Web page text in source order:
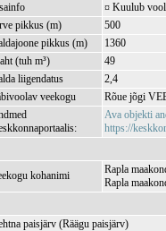
¤ Kuulub
pikkus (m)
500
pikkus (m)
1360
(tuh m³)
49
liigendatus
2,4
veekogu
Rõue jõgi
Ava objekti
https://
kohanimi
Rapla
Rapla
paisjärv (Räägu paisjärv)